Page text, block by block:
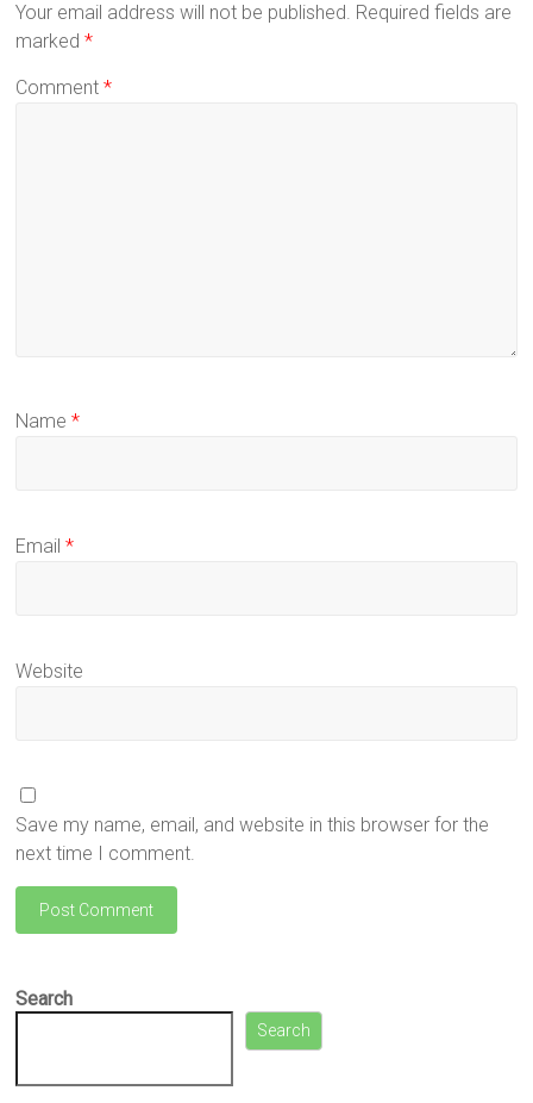
Your email address will not be published. Required fields are
marked*
Comment*
Name*
Email*
Website
Save my name, email, and website in this browser for the
next time I comment.
Search
Search